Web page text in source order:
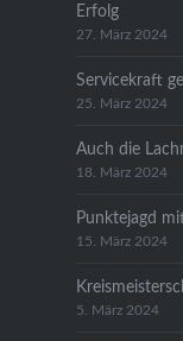
Erfolg
27. März 2024
Servicekraft
25. März 2024
Auch die
18. März 2024
Punktejagd
15. März 2024
5. März 2024